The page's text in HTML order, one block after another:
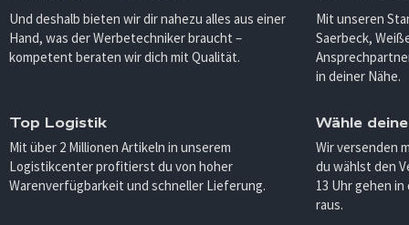
Und deshalb bieten wir dir nahezu alles aus einer
Hand, was der Werbetechniker braucht –
kompetent beraten wir dich mit Qualität.
Mit unseren
Saerbeck,
in deiner Nähe.
Top Logistik
Mit über 2 Millionen Artikeln in unserem
Logistikcenter profitierst du von hoher
Warenverfügbarkeit und schneller Lieferung.
Wähle
Wir versenden
du wählst den
13 Uhr gehen
raus.